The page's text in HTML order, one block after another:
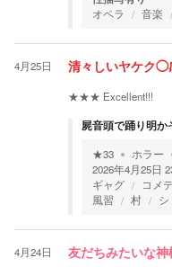
オペラ 音楽
4月25日 清々しいヤケク◯
★★★ Excellent!!!
屍音頭で踊り明か
★33 ホラー
2026年4月25日
ギャグ
コメ
風習
村 シ
4月24日 友だちみたいな